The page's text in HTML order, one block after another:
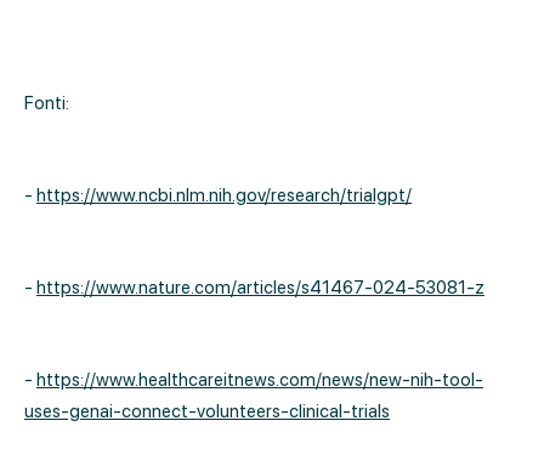
Fonti:
- https://www.ncbi.nlm.nih.gov/research/trialgpt/
- https://www.nature.com/articles/s41467-024-53081-z
- https://www.healthcareitnews.com/news/new-nih-tool-
uses-genai-connect-volunteers-clinical-trials